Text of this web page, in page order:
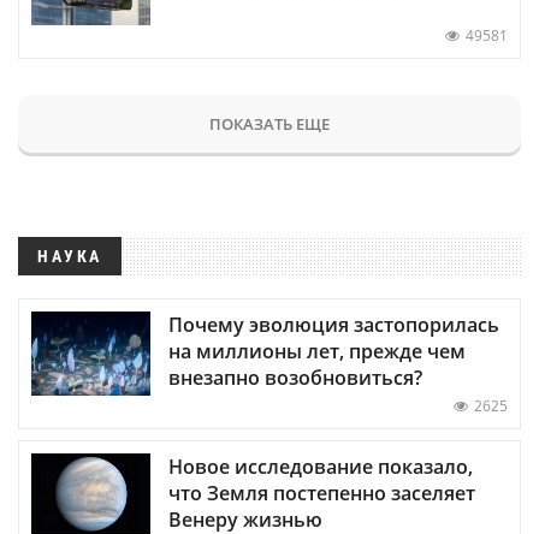
49581
ПОКАЗАТЬ ЕЩЕ
НАУКА
Почему эволюция застопорилась
на миллионы лет, прежде чем
внезапно возобновиться?
2625
Новое исследование показало,
что Земля постепенно заселяет
Венеру жизнью